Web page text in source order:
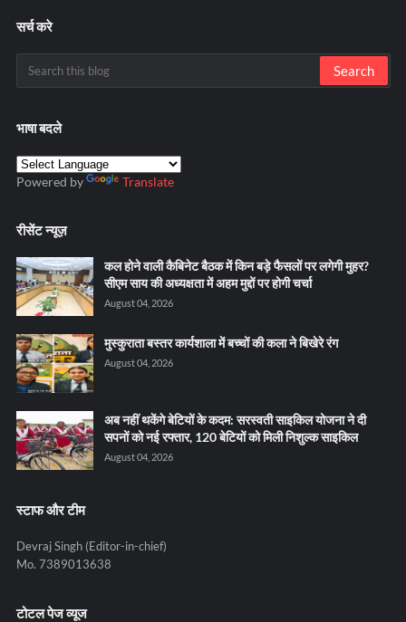
सर्च करे
भाषा बदले
Powered by Translate
रीसेंट न्यूज़
कल होने वाली कैबिनेट बैठक में किन बड़े फैसलों पर लगेगी मुहर?
सीएम साय की अध्यक्षता में अहम मुद्दों पर होगी चर्चा
August 04, 2026
मुस्कुराता बस्तर कार्यशाला में बच्चों की कला ने बिखेरे रंग
August 04, 2026
अब नहीं थकेंगे बेटियों के कदम: सरस्वती साइकिल योजना ने दी
सपनों को नई रफ्तार, 120 बेटियों को मिली निशुल्क साइकिल
August 04, 2026
स्टाफ और टीम
Devraj Singh (Editor-in-chief)
Mo. 7389013638
टोटल पेज व्यूज